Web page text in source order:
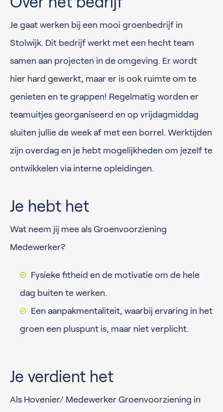
Je gaat werken bij een mooi groenbedrijf in
Stolwijk. Dit bedrijf werkt met een hecht team
samen aan projecten in de omgeving. Er wordt
hier hard gewerkt, maar er is ook ruimte om te
genieten en te grappen! Regelmatig worden er
teamuitjes georganiseerd en op vrijdagmiddag
sluiten jullie de week af met een borrel. Werktijden
zijn overdag en je hebt mogelijkheden om jezelf te
ontwikkelen via interne opleidingen.
Je hebt het
Wat neem jij mee als Groenvoorziening
Medewerker?
Fysieke fitheid en de motivatie om de hele
dag buiten te werken.
Een aanpakmentaliteit, waarbij ervaring in het
groen een pluspunt is, maar niet verplicht.
Je verdient het
Als Hovenier/ Medewerker Groenvoorziening in